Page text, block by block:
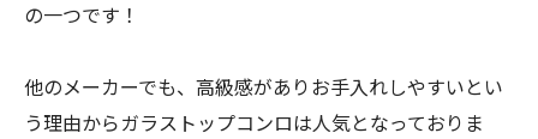
の一つです！
他のメーカーでも、高級感がありお手入れしやすいとい
う理由からガラストップコンロは人気となっておりま